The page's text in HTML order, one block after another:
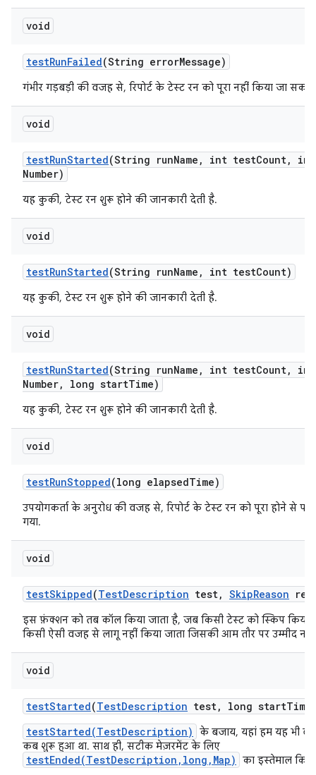
void
testRunFailed(String errorMessage)
गंभीर गड़बड़ी की वजह से, रिपोर्ट के टेस्ट रन को पूरा नहीं किया जा सका.
void
testRunStarted(String runName , int testCount,
int
Number)
यह कुकी, टेस्ट रन शुरू होने की जानकारी देती है.
void
testRunStarted(String runName , int testCount)
यह कुकी, टेस्ट रन शुरू होने की जानकारी देती है.
void
testRunStarted(String runName , int testCount,
int
Number, long startTime)
यह कुकी, टेस्ट रन शुरू होने की जानकारी देती है.
void
testRunStopped(long elapsedTime)
उपयोगकर्ता के अनुरोध की वजह से, रिपोर्ट के टेस्ट रन को पूरा होने से
गया.
void
testSkipped(TestDescription test, SkipReason
इस फ़ंक्शन को तब कॉल किया जाता है, जब किसी टेस्ट को स्किप किया
किसी ऐसी वजह से लागू नहीं किया जाता जिसकी आम तौर पर उम्मीद नहीं
void
testStarted(TestDescription test, long start
testStarted(TestDescription)
के बजाय, यहां हम यह भी
कब शुरू हुआ था. साथ ही, सटीक मेज़रमेंट के लिए
testEnded(TestDescription,long,Map) का इस्तेमाल